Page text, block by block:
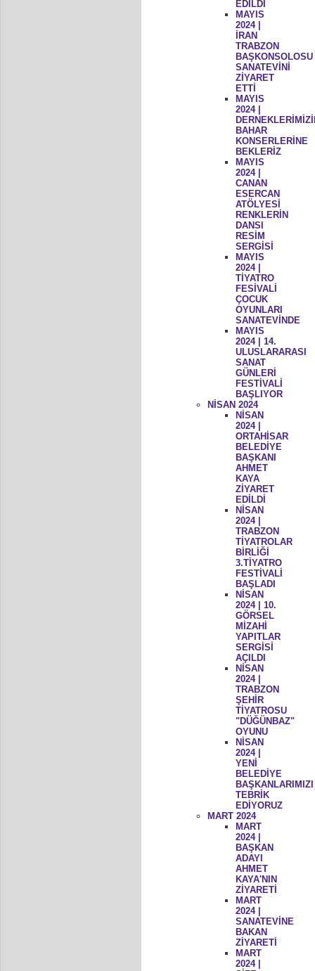
EDİLDİ
MAYIS
2024 |
İRAN
TRABZON
BAŞKONSOLOSU
SANATEVİNİ
ZİYARET
ETTİ
MAYIS
2024 |
BAHAR
KONSERLERİNE
BEKLERİZ
MAYIS
2024 |
CANAN
ESERCAN
ATÖLYESİ
RENKLERİN
DANSI
RESİM
SERGİSİ
MAYIS
2024 |
TİYATRO
FESİVALİ
ÇOCUK
OYUNLARI
SANATEVİNDE
MAYIS
2024 | 14.
ULUSLARARASI
SANAT
GÜNLERİ
FESTİVALİ
BAŞLIYOR
NİSAN 2024
NİSAN
2024 |
ORTAHİSAR
BELEDİYE
BAŞKANI
AHMET
KAYA
ZİYARET
EDİLDİ
NİSAN
2024 |
TRABZON
TİYATROLAR
BİRLİĞİ
3.TİYATRO
FESTİVALİ
BAŞLADI
NİSAN
2024 | 10.
GÖRSEL
MİZAHİ
YAPITLAR
SERGİSİ
AÇILDI
NİSAN
2024 |
TRABZON
ŞEHİR
TİYATROSU
"DÜĞÜNBAZ"
OYUNU
NİSAN
2024 |
YENİ
BELEDİYE
BAŞKANLARIMIZI
TEBRİK
EDİYORUZ
MART 2024
MART
2024 |
BAŞKAN
ADAYI
AHMET
KAYA'NIN
ZİYARETİ
MART
2024 |
SANATEVİNE
BAKAN
ZİYARETİ
MART
2024 |